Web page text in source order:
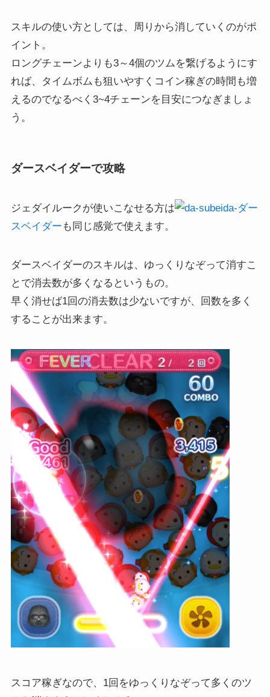
スキルの使い方としては、周りから消していくのがポ
イント。
ロングチェーンよりも3～4個のツムを繋げるようにす
れば、タイムボムも狙いやすくコイン稼ぎの時間も増
えるのでなるべく3~4チェーンを目安につなぎましょ
う。
ダースベイダーで攻略
ジェダイルークが使いこなせる方は
ダー
スベイダー も同じ感覚で使えます。
ダースベイダーのスキルは、ゆっくりなぞって消すこ
とで消去数が多くなるというもの。
早く消せば1回の消去数は少ないですが、回数を多く
することが出来ます。
スコア稼ぎなので、1回をゆっくりなぞって多くのツ